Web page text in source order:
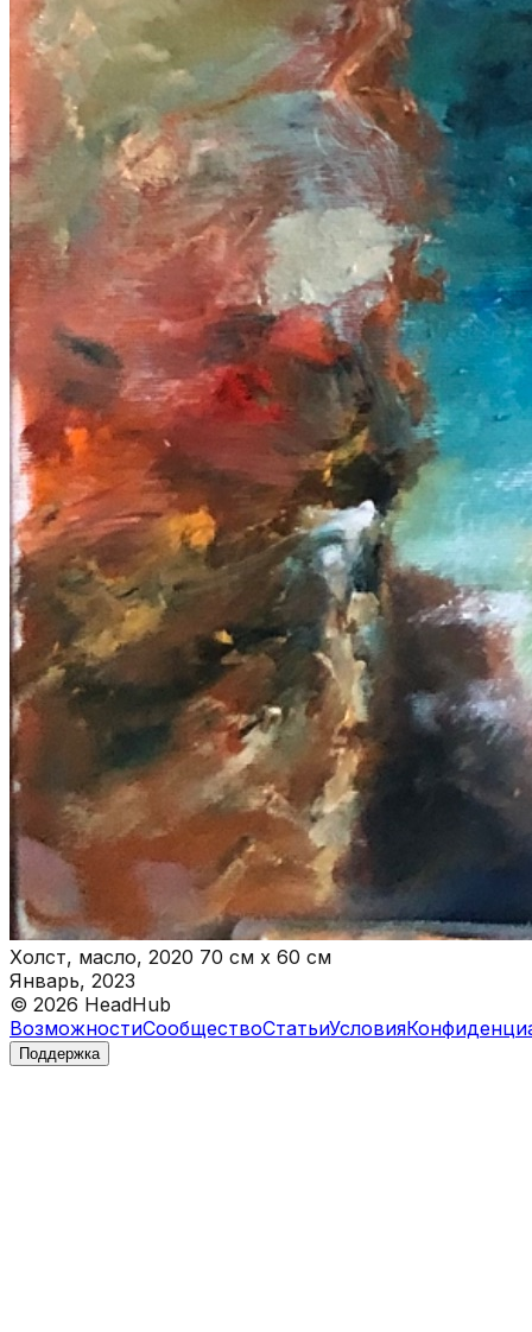
Холст, масло, 2020 70 см x 60 см
Январь, 2023
© 2026 HeadHub
ВозможностиСообществоСтатьиУсловия
Поддержка